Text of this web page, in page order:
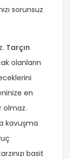
sorunsuz
Tarçın
olanların
en
olmaz.
kavuşma
basit